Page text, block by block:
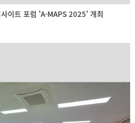
이트 포럼 'A-MAPS 2025' 개최